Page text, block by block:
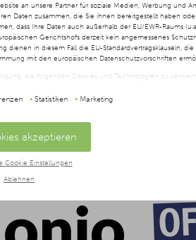
an unsere Partner für soziale Medien, Werbung und
Daten zusammen, die Sie ihnen bereitgestellt haben
dass Ihre Daten auch außerhalb der EU/EWR-Raums
Gerichtshofs derzeit kein angemessenes
dienen in diesem Fall die EU-Standardvertragsklauseln,
mit den europäischen Datenschutzvorschriften
die folgenden Cookies und Technologien zu
Einstellungen am unteren Ende der Webseite
Statistiken Marketing
akzeptieren
Cookie Einstellungen
Ablehnen